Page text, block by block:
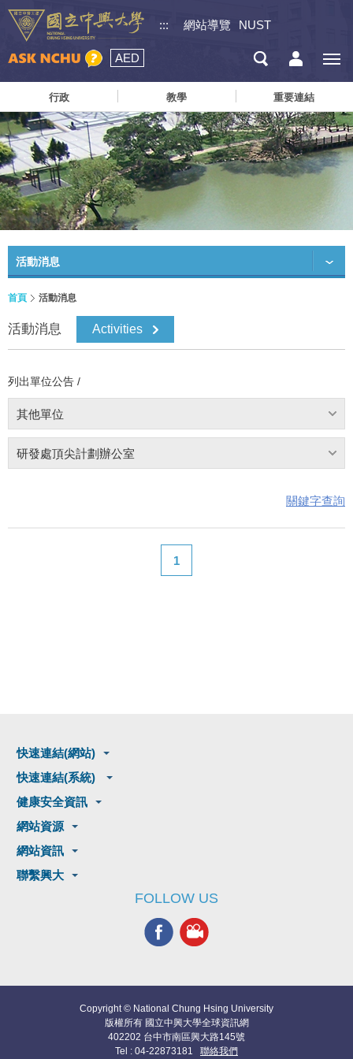
::: 網站導覽 NUST
AED
行政 教學 重要連結
活動消息
首頁 活動消息
活動消息 Activities
列出單位公告 /
其他單位
研發處頂尖計劃辦公室
關鍵字查詢
1
快速連結(網站)
快速連結(系統)
健康安全資訊
網站資源
網站資訊
聯繫興大
FOLLOW US
Copyright © National Chung Hsing University
版權所有 國立中興大學全球資訊網
402202 台中市南區興大路145號
Tel : 04-22873181 聯絡我們